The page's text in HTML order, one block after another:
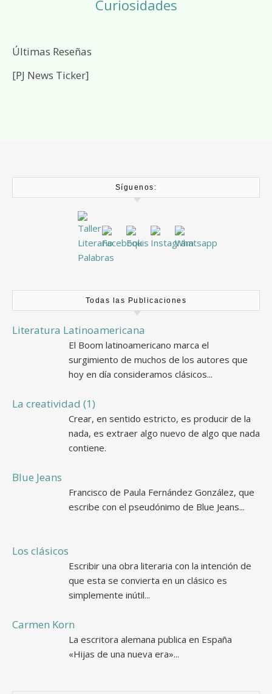
Curiosidades
Últimas Reseñas
[PJ News Ticker]
Síguenos:
Todas las Publicaciones
Literatura Latinoamericana
El Boom latinoamericano marca el
surgimiento de muchos de los autores que
hoy en día consideramos clásicos...
La creatividad (1)
Crear, en sentido estricto, es producir de la
nada, es extraer algo nuevo de algo que nada
contiene.
Blue Jeans
Francisco de Paula Fernández González, que
escribe con el pseudónimo de Blue Jeans...
Los clásicos
Escribir una obra literaria con la intención de
que esta se convierta en un clásico es
simplemente inútil...
Carmen Korn
La escritora alemana publica en España
«Hijas de una nueva era»...